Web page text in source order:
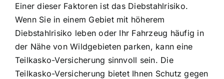
Einer dieser Faktoren ist das Diebstahlrisiko.
Wenn Sie in einem Gebiet mit höherem
Diebstahlrisiko leben oder Ihr Fahrzeug häufig in
der Nähe von Wildgebieten parken, kann eine
Teilkasko-Versicherung sinnvoll sein. Die
Teilkasko-Versicherung bietet Ihnen Schutz gegen